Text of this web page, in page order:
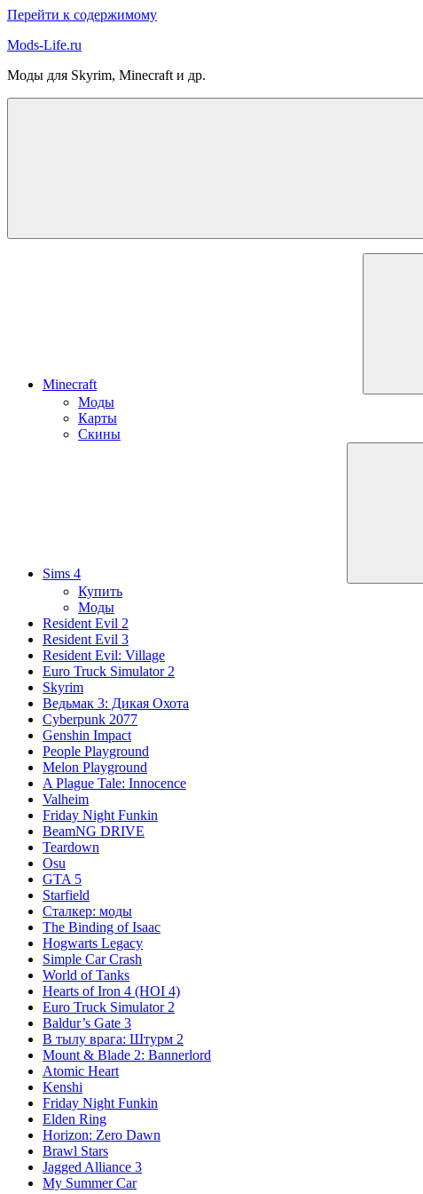
Перейти к содержимому
Mods-Life.ru
Моды для Skyrim, Minecraft и др.
Minecraft
Моды
Карты
Скины
Sims 4
Купить
Моды
Resident Evil 2
Resident Evil 3
Resident Evil: Village
Euro Truck Simulator 2
Skyrim
Ведьмак 3: Дикая Охота
Cyberpunk 2077
Genshin Impact
People Playground
Melon Playground
A Plague Tale: Innocence
Valheim
Friday Night Funkin
BeamNG DRIVE
Teardown
Osu
GTA 5
Starfield
Сталкер: моды
The Binding of Isaac
Hogwarts Legacy
Simple Car Crash
World of Tanks
Hearts of Iron 4 (HOI 4)
Euro Truck Simulator 2
Baldur’s Gate 3
В тылу врага: Штурм 2
Mount & Blade 2: Bannerlord
Atomic Heart
Kenshi
Friday Night Funkin
Elden Ring
Horizon: Zero Dawn
Brawl Stars
Jagged Alliance 3
My Summer Car